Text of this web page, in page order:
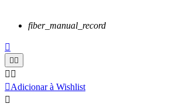
fiber_manual_record

 
 
Adicionar à Wishlist
